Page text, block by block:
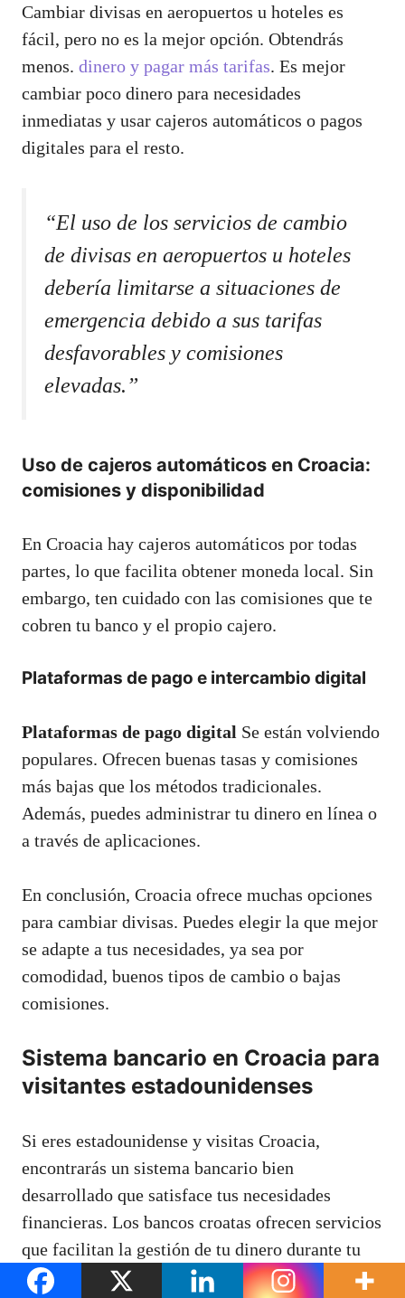
Cambiar divisas en aeropuertos u hoteles es
fácil, pero no es la mejor opción. Obtendrás
menos. dinero y pagar más tarifas. Es mejor
cambiar poco dinero para necesidades
inmediatas y usar cajeros automáticos o pagos
digitales para el resto.
“El uso de los servicios de cambio
de divisas en aeropuertos u hoteles
debería limitarse a situaciones de
emergencia debido a sus tarifas
desfavorables y comisiones
elevadas.”
Uso de cajeros automáticos en Croacia:
comisiones y disponibilidad
En Croacia hay cajeros automáticos por todas
partes, lo que facilita obtener moneda local. Sin
embargo, ten cuidado con las comisiones que te
cobren tu banco y el propio cajero.
Plataformas de pago e intercambio digital
Plataformas de pago digital Se están volviendo
populares. Ofrecen buenas tasas y comisiones
más bajas que los métodos tradicionales.
Además, puedes administrar tu dinero en línea o
a través de aplicaciones.
En conclusión, Croacia ofrece muchas opciones
para cambiar divisas. Puedes elegir la que mejor
se adapte a tus necesidades, ya sea por
comodidad, buenos tipos de cambio o bajas
comisiones.
Sistema bancario en Croacia para
visitantes estadounidenses
Si eres estadounidense y visitas Croacia,
encontrarás un sistema bancario bien
desarrollado que satisface tus necesidades
financieras. Los bancos croatas ofrecen servicios
que facilitan la gestión de tu dinero durante tu
viaje.